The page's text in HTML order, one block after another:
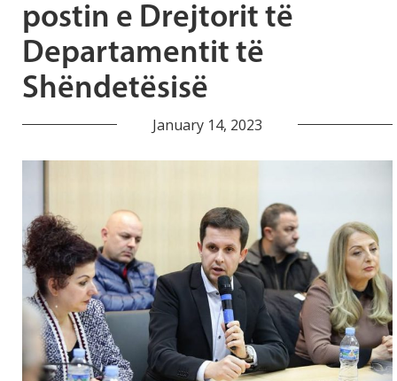
postin e Drejtorit të
Departamentit të
Shëndetësisë
January 14, 2023